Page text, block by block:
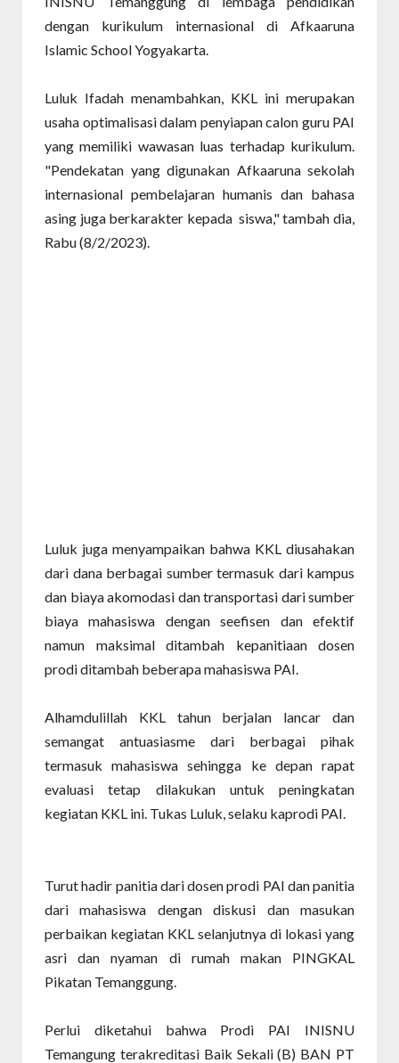
dengan kurikulum internasional di Afkaaruna
Islamic School Yogyakarta.
Luluk Ifadah menambahkan, KKL ini merupakan
usaha optimalisasi dalam penyiapan calon guru PAI
yang memiliki wawasan luas terhadap kurikulum.
"Pendekatan yang digunakan Afkaaruna sekolah
internasional pembelajaran humanis dan bahasa
asing juga berkarakter kepada siswa," tambah dia,
Rabu (8/2/2023).
Luluk juga menyampaikan bahwa KKL diusahakan
dari dana berbagai sumber termasuk dari kampus
dan biaya akomodasi dan transportasi dari sumber
biaya mahasiswa dengan seefisen dan efektif
namun maksimal ditambah kepanitiaan dosen
prodi ditambah beberapa mahasiswa PAI.
Alhamdulillah KKL tahun berjalan lancar dan
semangat antuasiasme dari berbagai pihak
termasuk mahasiswa sehingga ke depan rapat
evaluasi tetap dilakukan untuk peningkatan
kegiatan KKL ini. Tukas Luluk, selaku kaprodi PAI.
Turut hadir panitia dari dosen prodi PAI dan panitia
dari mahasiswa dengan diskusi dan masukan
perbaikan kegiatan KKL selanjutnya di lokasi yang
asri dan nyaman di rumah makan PINGKAL
Pikatan Temanggung.
Perlui diketahui bahwa Prodi PAI INISNU
Temangung terakreditasi Baik Sekali (B) BAN PT